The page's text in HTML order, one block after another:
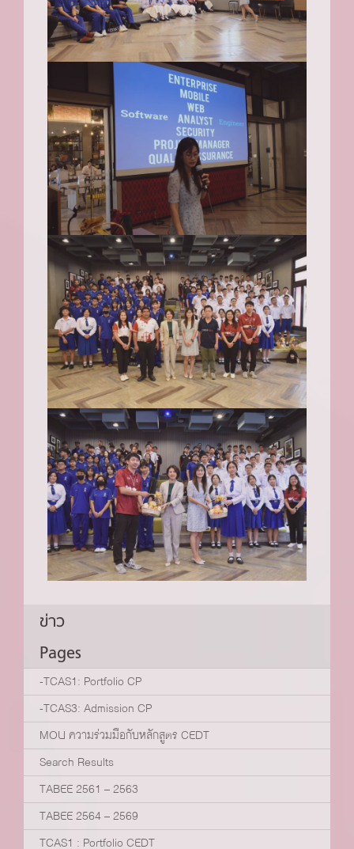
ข่าว
Pages
-TCAS1: Portfolio CP
-TCAS3: Admission CP
MOU ความร่วมมือกับหลักสูตร CEDT
Search Results
TABEE 2561 – 2563
TABEE 2564 – 2569
TCAS1 : Portfolio CEDT